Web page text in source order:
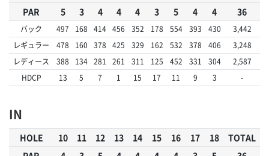
PAR
5 3 4 4 4 3 5 4 4 36
バック 497 168 414 456 352 178 554 393 430
3,442
レギュラー
478 160 378 425 329 162 532 378 406
3,248
レディース
388 134 281 261 311 125 452 331 304
2,587
HDCP
13 5 7 1 15 17 11 9 3 -
IN
HOLE 10 11 12 13 14 15 16 17 18
TOTAL